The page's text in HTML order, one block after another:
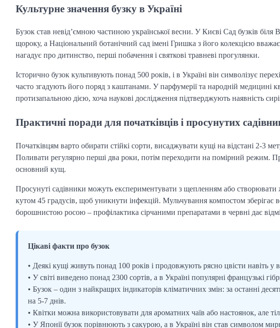
Культурне значення бузку в Україні
Бузок став невід’ємною частиною української весни. У Києві Сад бузків
щороку, а Національний ботанічний сад імені Гришка з його колекцією
нагадує про дитинство, перші побачення і святкові травневі прогулянки.
Історично бузок культивують понад 500 років, і в Україні він символізує
часто згадують його поряд з каштанами. У парфумерії та народній медицині
протизапальною дією, хоча наукові дослідження підтверджують наявність
Практичні поради для початківців і просунутих
Початківцям варто обирати стійкі сорти, висаджувати кущі на відстані 2-3
Поливати регулярно перші два роки, потім переходити на помірний режим.
основний кущ.
Просунуті садівники можуть експериментувати з щепленням або створювати
кутом 45 градусів, щоб уникнути інфекцій. Мульчування компостом зберігає
борошнистою росою – профілактика сірчаними препаратами в червні дає
Цікаві факти про бузок
• Деякі кущі живуть понад 100 років і продовжують рясно цвісти навіть у
• У світі виведено понад 2300 сортів, а в Україні популярні французькі
• Бузок – один з найкращих індикаторів кліматичних змін: за останні
на 5-7 днів.
• Квітки можна використовувати для ароматних чаїв або настоянок, але
• У Японії бузок порівнюють з сакурою, а в Україні він став символом